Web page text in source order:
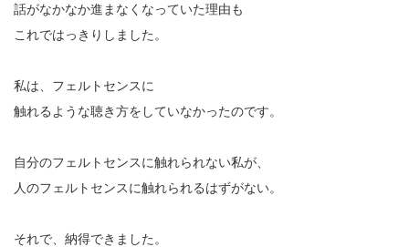
話がなかなか進まなくなっていた理由も
これではっきりしました。
私は、フェルトセンスに
触れるような聴き方をしていなかったのです。
自分のフェルトセンスに触れられない私が、
人のフェルトセンスに触れられるはずがない。
それで、納得できました。